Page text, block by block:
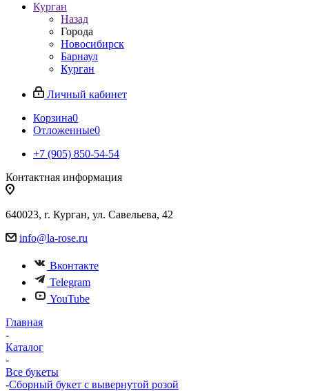
Курган
Назад
Города
Новосибирск
Барнаул
Курган
Личный кабинет
Корзина0
Отложенные0
+7 (905) 850-54-54
Контактная информация
640023, г. Курган, ул. Савельева, 42
info@la-rose.ru
Вконтакте
Telegram
YouTube
Главная
-
Каталог
-
Все букеты
-Сборный букет с вывернутой розой